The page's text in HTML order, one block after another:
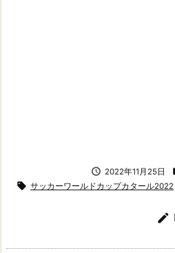
 2022年11月25日
 サッカーワールドカップカタール2022
